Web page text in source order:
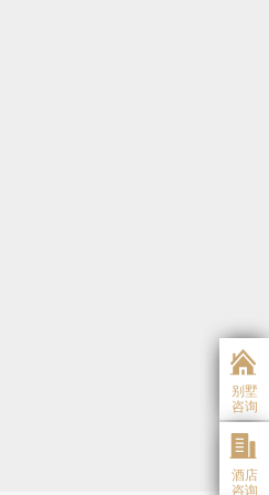
别墅
咨询
酒店
咨询